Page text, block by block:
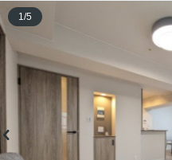
1/5